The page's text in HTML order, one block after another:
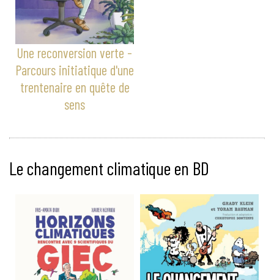
Une reconversion verte -
Parcours initiatique d'une
trentenaire en quête de
sens
Le changement climatique en BD